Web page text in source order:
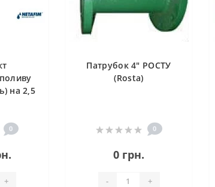
на 2,5
0
+
Патрубок 4" РОСТУ
(Rosta)
0
0 грн.
- +